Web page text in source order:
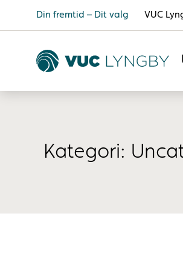
Din fremtid – Dit valg VUC
Kategori: